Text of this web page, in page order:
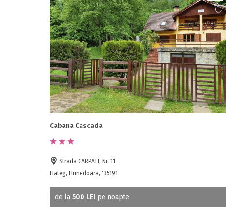
Cabana Cascada
Strada CARPATI, Nr. 11
Hateg, Hunedoara, 135191
de la 500 LEI pe noapte